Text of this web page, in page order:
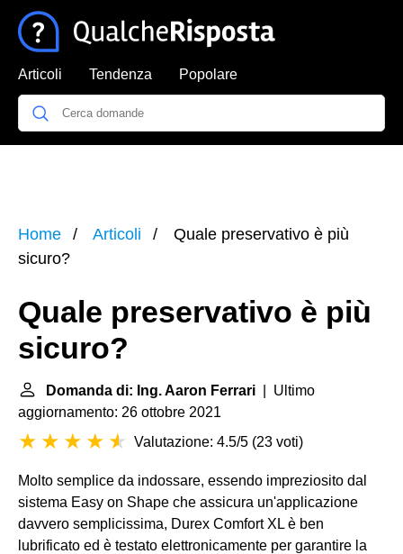
Articoli Tendenza Popolare
Home Articoli
Quale preservativo è più
sicuro?
Quale preservativo è più
sicuro?
Domanda di: Ing. Aaron Ferrari | Ultimo
aggiornamento: 26 ottobre 2021
Valutazione: 4.5/5 (23 voti)
Molto semplice da indossare, essendo impreziosito dal
sistema Easy on Shape che assicura un'applicazione
davvero semplicissima, Durex Comfort XL è ben
lubrificato ed è testato elettronicamente per garantire la